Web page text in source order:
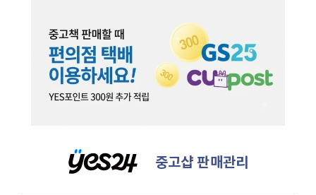
중고샵 판매관리